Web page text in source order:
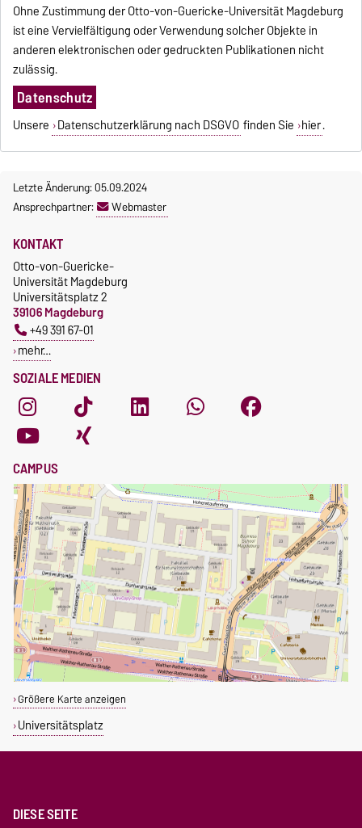
Ohne Zustimmung der Otto-von-Guericke-Universität Magdeburg
ist eine Vervielfältigung oder Verwendung solcher Objekte in
anderen elektronischen oder gedruckten Publikationen nicht
zulässig.
Datenschutz
Unsere Datenschutzerklärung nach DSGVO finden Sie hier.
Letzte Änderung: 05.09.2024
Ansprechpartner:
Webmaster
SOZIALE MEDIEN
KONTAKT
Otto-von-Guericke-
Universität Magdeburg
Universitätsplatz 2
39106 Magdeburg
+49 391 67-01
mehr…
CAMPUS
Größere Karte anzeigen
Universitätsplatz
DIESE SEITE